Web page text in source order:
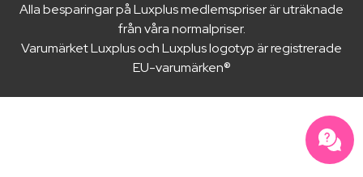
Alla besparingar på Luxplus medlemspriser är uträknade
från våra normalpriser.
Varumärket Luxplus och Luxplus logotyp är registrerade
EU-varumärken®